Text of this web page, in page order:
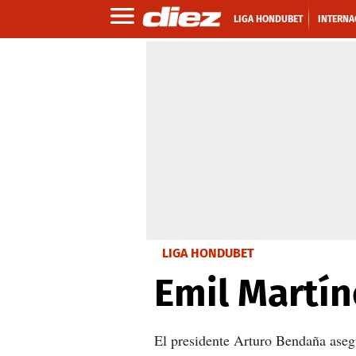
LIGA HONDUBET
LIGA HONDUBET
Emil
El presidente Arturo Bendaña